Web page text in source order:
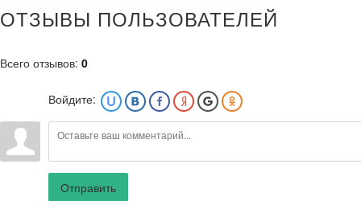
ОТЗЫВЫ ПОЛЬЗОВАТЕЛЕЙ
Всего отзывов: 0
Войдите:
Отправить